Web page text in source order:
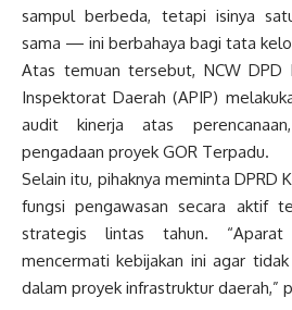
sampul berbeda, tetapi isinya
sama — ini berbahaya bagi tata
Atas temuan tersebut, NCW DPD
Inspektorat Daerah (APIP)
audit kinerja atas
pengadaan proyek GOR Terpadu.
Selain itu, pihaknya meminta DPRD
fungsi pengawasan secara aktif
strategis lintas tahun. “Aparat
mencermati kebijakan ini agar
dalam proyek infrastruktur daerah,”